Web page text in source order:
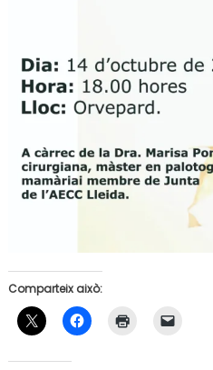
Comparteix això: